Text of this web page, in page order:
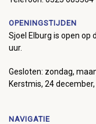
OPENINGSTIJDEN
Sjoel Elburg is open
uur.
Gesloten: zondag,
Kerstmis, 24
NAVIGATIE